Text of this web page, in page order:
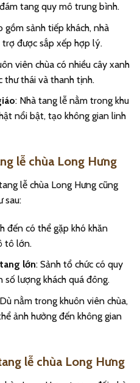
tang quy mô trung bình.
gồm sảnh tiếp khách, nhà
trợ được sắp xếp hợp lý.
viên chùa có nhiều cây xanh
thư thái và thanh tịnh.
: Nhà tang lễ nằm trong khu
nổi bật, tạo không gian linh
lễ chùa Long Hưng
lễ chùa Long Hưng cũng
sau:
đến có thể gặp khó khăn
tô lớn.
lớn: Sảnh tổ chức có quy
lượng khách quá đông.
nằm trong khuôn viên chùa,
ảnh hưởng đến không gian
lễ chùa Long Hưng